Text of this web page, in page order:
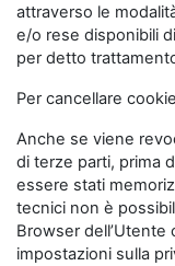
attraverso le
e/o rese disponibili
per detto
Per cancellare
Anche se viene
di terze parti, prima
essere stati
tecnici non è
Browser dell’Utente
impostazioni sulla